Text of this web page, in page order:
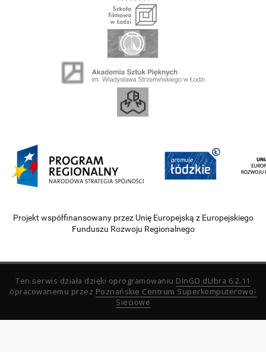
Projekt współfinansowany przez Unię Europejską z Europejskiego
Funduszu Rozwoju Regionalnego
Ten serwis działa dzięki oprogramowaniu DInGO dLibra 6.2.11
opracowanemu przez Poznańskie Centrum Superkomputerowo-
Sieciowe